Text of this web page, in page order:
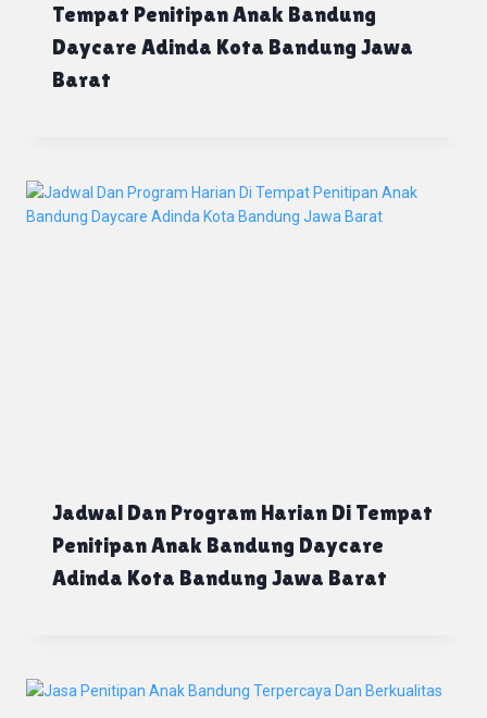
Tempat Penitipan Anak Bandung
Daycare Adinda Kota Bandung Jawa
Barat
Jadwal Dan Program Harian Di Tempat
Penitipan Anak Bandung Daycare
Adinda Kota Bandung Jawa Barat